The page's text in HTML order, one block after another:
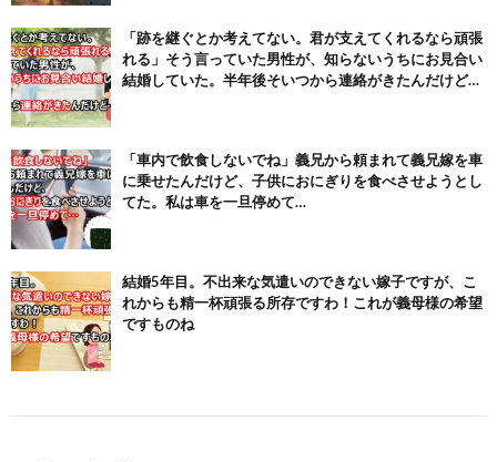
「跡を継ぐとか考えてない。君が支えてくれるなら頑張
れる」そう言っていた男性が、知らないうちにお見合い
結婚していた。半年後そいつから連絡がきたんだけど…
「車内で飲食しないでね」義兄から頼まれて義兄嫁を車
に乗せたんだけど、子供におにぎりを食べさせようとし
てた。私は車を一旦停めて…
結婚5年目。不出来な気遣いのできない嫁子ですが、こ
れからも精一杯頑張る所存ですわ！これが義母様の希望
ですものね